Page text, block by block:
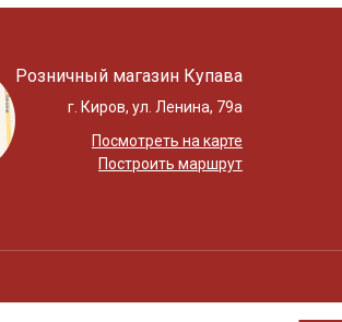
Розничный магазин Купава
г. Киров, ул. Ленина, 79а
Посмотреть на карте
Построить маршрут